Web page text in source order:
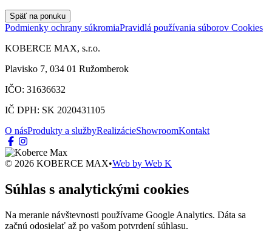
Späť na ponuku
Podmienky ochrany súkromiaPravidlá používania súborov Cookies
KOBERCE MAX, s.r.o.
Plavisko 7, 034 01 Ružomberok
IČO: 31636632
IČ DPH: SK 2020431105
O násProdukty a službyRealizácieShowroomKontakt
© 2026 KOBERCE MAX•Web by Web K
Súhlas s analytickými cookies
Na meranie návštevnosti používame Google Analytics. Dáta sa
začnú odosielať až po vašom potvrdení súhlasu.